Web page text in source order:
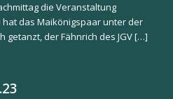
die Veranstaltung
das Maikönigspaar unter der
getanzt, der Fähnrich des JGV […]